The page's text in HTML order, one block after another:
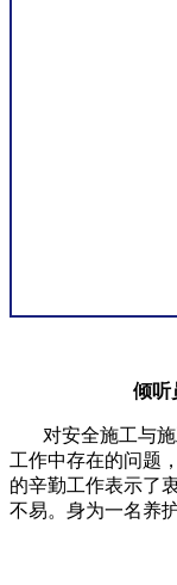
倾听员工心
对安全施工与
工作中存在的问题
的辛勤工作表示了
不易。身为一名养